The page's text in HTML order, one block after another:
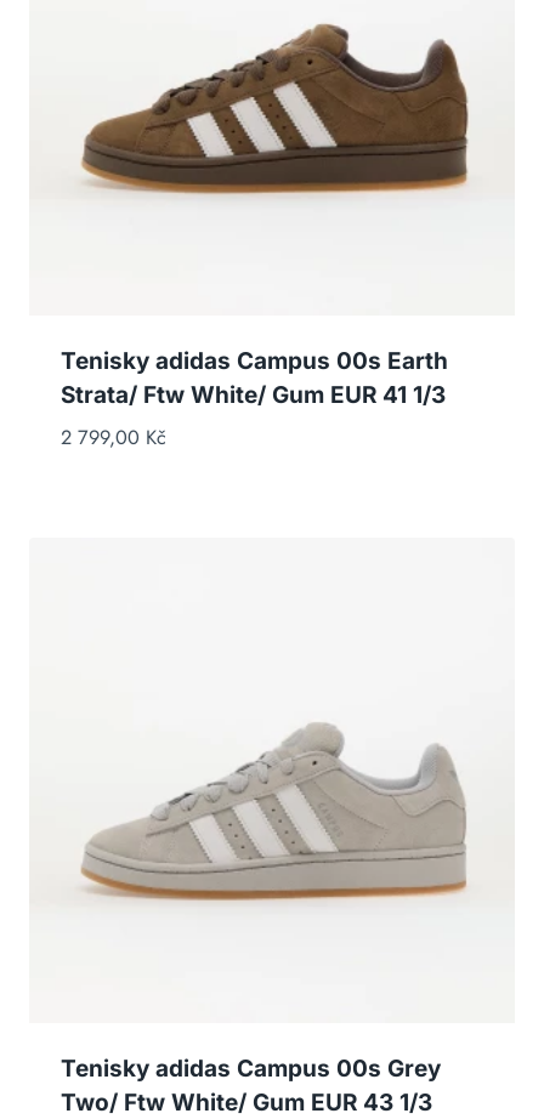
Tenisky adidas Campus 00s Earth
Strata/ Ftw White/ Gum EUR 41 1/3
2 799,00 Kč
Tenisky adidas Campus 00s Grey
Two/ Ftw White/ Gum EUR 43 1/3